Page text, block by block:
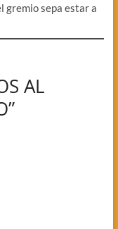
gremio sepa estar a
AL